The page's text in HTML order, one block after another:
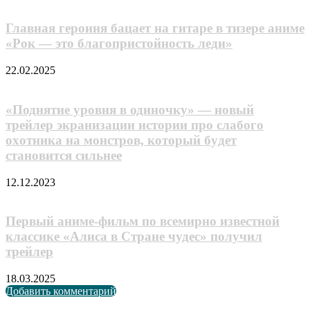
Главная героиня бацает на гитаре в тизере аниме
«Рок — это благопристойность леди»
22.02.2025
«Поднятие уровня в одиночку» — новый
трейлер экpaнизaции иcтopии пpo cлaбoгo
oxoтникa нa мoнcтpoв, кoтopый бyдeт
cтaнoвитcя cильнee
12.12.2023
Первый аниме-фильм по всемирно известной
классике «Алиса в Стране чудес» получил
трейлер
18.03.2025
Добавить комментарий